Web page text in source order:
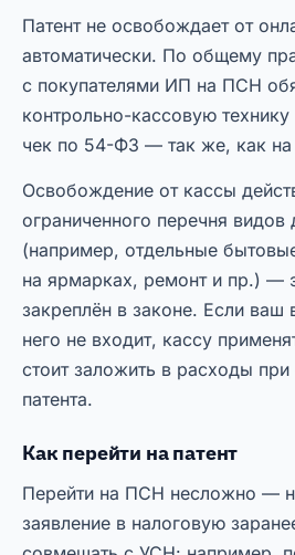
Патент не освобождает от
автоматически. По общему
с покупателями ИП на ПСН
контрольно-кассовую
чек по 54-ФЗ — так же, как
Освобождение от кассы
ограниченного перечня видов
(например, отдельные
на ярмарках, ремонт и пр.) —
закреплён в законе. Если ваш
него не входит, кассу
стоит заложить в расходы
патента.
Как перейти на патент
Перейти на ПСН несложно —
заявление в налоговую